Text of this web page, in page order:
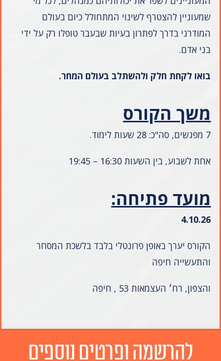
שמעוניין להצטרף לשינוי המתחולל כיום בעולם
המודרני בדרך לפתרון בעיות שבעבר טופלו רק על ידי
בני אדם.
בואו לקחת חלק ולהשתלב בעולם המחר.
משך הקורס
7 מפגשים, סה"כ: 28 שעות לימוד.
אחת לשבוע, בין השעות 16:30 – 19:45
מועד פתיחה:
4.10.26
הקורס יערך באופן פרונטלי בלבד בלשכת המסחר
והתעשייה חיפה
והצפון, רח׳ העצמאות 53 , חיפה
להרשמה ופרטים נוספים